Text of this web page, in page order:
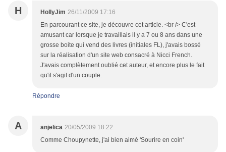
H HollyJim 26/11/2009 17:16
En parcourant ce site, je découvre cet article. <br /> C'est
amusant car lorsque je travaillais il y a 7 ou 8 ans dans une
grosse boite qui vend des livres (initiales FL), j'avais bossé
sur la réalisation d'un site web consacré à Nicci French.
J'avais complètement oublié cet auteur, et encore plus le fait
qu'il s'agit d'un couple.
Répondre
A anjelica 20/05/2009 18:22
Comme Choupynette, j'ai bien aimé 'Sourire en coin'